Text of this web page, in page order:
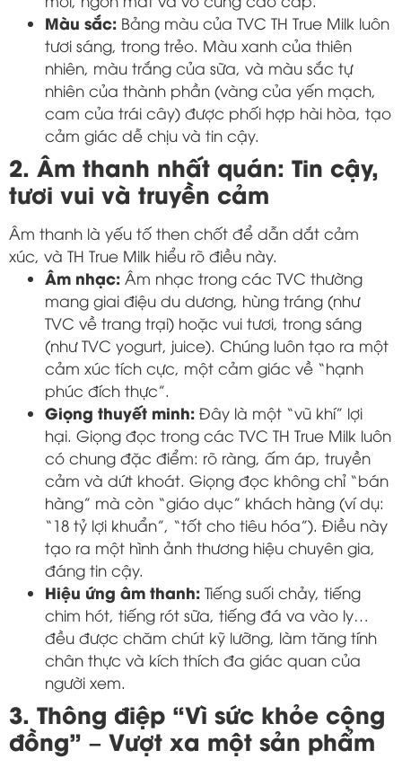
Màu sắc: Bảng màu của TVC TH True Milk luôn
tươi sáng, trong trẻo. Màu xanh của thiên
nhiên, màu trắng của sữa, và màu sắc tự
nhiên của thành phần (vàng của yến mạch,
cam của trái cây) được phối hợp hài hòa, tạo
cảm giác dễ chịu và tin cậy.
2. Âm thanh nhất quán: Tin cậy,
tươi vui và truyền cảm
Âm thanh là yếu tố then chốt để dẫn dắt cảm
xúc, và TH True Milk hiểu rõ điều này.
Âm nhạc: Âm nhạc trong các TVC thường
mang giai điệu du dương, hùng tráng (như
TVC về trang trại) hoặc vui tươi, trong sáng
(như TVC yogurt, juice). Chúng luôn tạo ra một
cảm xúc tích cực, một cảm giác về “hạnh
phúc đích thực”.
Giọng thuyết minh: Đây là một “vũ khí” lợi
hại. Giọng đọc trong các TVC TH True Milk luôn
có chung đặc điểm: rõ ràng, ấm áp, truyền
cảm và dứt khoát. Giọng đọc không chỉ “bán
hàng” mà còn “giáo dục” khách hàng (ví dụ:
“18 tỷ lợi khuẩn”, “tốt cho tiêu hóa”). Điều này
tạo ra một hình ảnh thương hiệu chuyên gia,
đáng tin cậy.
Hiệu ứng âm thanh: Tiếng suối chảy, tiếng
chim hót, tiếng rót sữa, tiếng đá va vào ly…
đều được chăm chút kỹ lưỡng, làm tăng tính
chân thực và kích thích đa giác quan của
người xem.
3. Thông điệp “Vì sức khỏe cộng
đồng” – Vượt xa một sản phẩm